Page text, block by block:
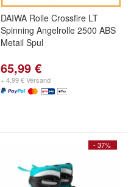
DAIWA Rolle Crossfire LT
Spinning Angelrolle 2500 ABS
Metail Spul
65,99 €
+ 4,99 € Versand
- 37%